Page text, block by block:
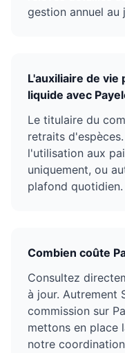
gestion annuel au
L'auxiliaire de
liquide avec
Le titulaire du
retraits
l'utilisation aux
uniquement, ou
plafond quotidien.
Combien coûte
Consultez
à jour. Autrement
commission sur
mettons en place
notre